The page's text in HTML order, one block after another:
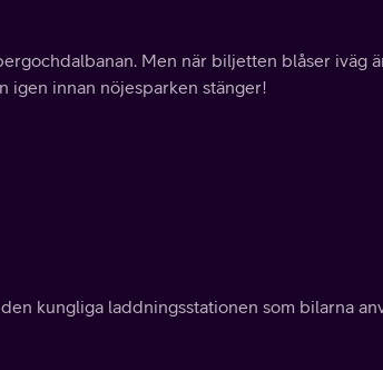
Men när biljetten blåser iväg
igen innan nöjesparken stänger!
kungliga laddningsstationen som bilarna